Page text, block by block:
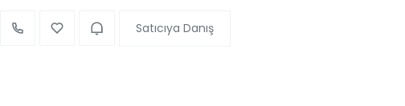
Satıcıya Danış